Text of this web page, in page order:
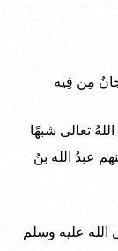
مِن فِيه
تعالى شبهًا
عبدُ الله بنُ
الله عليه وسلم